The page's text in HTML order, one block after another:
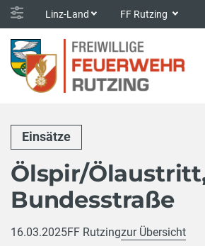
Linz-Land FF Rutzing
Einsätze
Ölspir/
Bundesstraße
16.03.2025FF Rutzingzur Übersicht